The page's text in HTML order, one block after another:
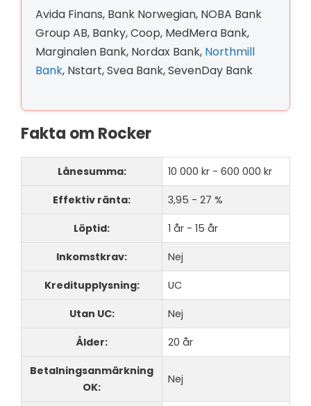
Avida Finans, Bank Norwegian, NOBA Bank
Group AB, Banky, Coop, MedMera Bank,
Marginalen Bank, Nordax Bank, Northmill
Bank, Nstart, Svea Bank, SevenDay Bank
Fakta om Rocker
Lånesumma: 10 000 kr - 600 000 kr
Effektiv ränta: 3,95 - 27 %
Löptid: 1 år - 15 år
Inkomstkrav: Nej
Kreditupplysning: UC
Utan UC: Nej
Ålder: 20 år
Betalningsanmärkning
OK:
Nej